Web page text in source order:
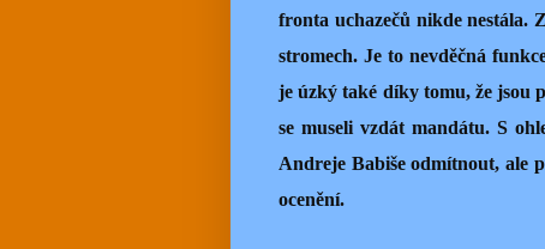
fronta uchazečů nikde nestála.
stromech. Je to nevděčná
je úzký také díky tomu, že jsou
se museli vzdát mandátu. S
Andreje Babiše odmítnout, ale
ocenění.